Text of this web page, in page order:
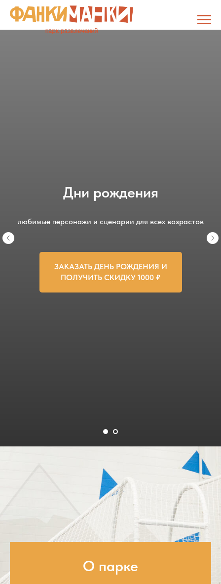
Дни рождения
любимые персонажи и сценарии для всех возрастов
ЗАКАЗАТЬ ДЕНЬ РОЖДЕНИЯ И
ПОЛУЧИТЬ СКИДКУ 1000 ₽
О парке